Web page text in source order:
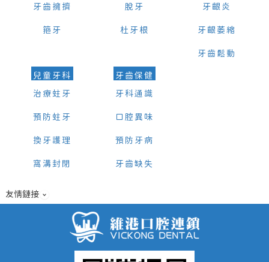
牙齒擁擠
箍牙
脫牙
杜牙根
牙齦炎
牙齦萎縮
牙齒鬆動
兒童牙科
治療蛀牙
預防蛀牙
換牙護理
窩溝封閉
牙齒保健
牙科通識
口腔異味
預防牙病
牙齒缺失
友情鏈接